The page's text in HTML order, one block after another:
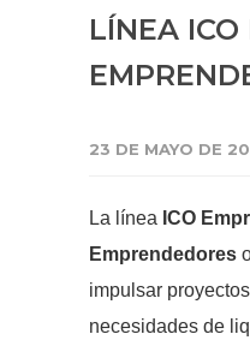
LÍNEA ICO
23 DE MAYO DE
La línea ICO
Emprendedores
impulsar
necesidades de